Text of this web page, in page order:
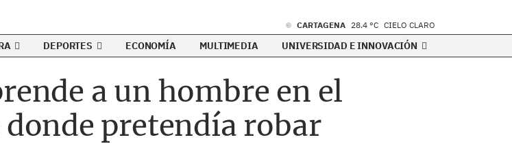
CARTAGENA 28.4 °C CIELO CLARO
DEPORTES ECONOMÍA MULTIMEDIA UNIVERSIDAD E INNOVACIÓN
a un hombre en el
pretendía robar